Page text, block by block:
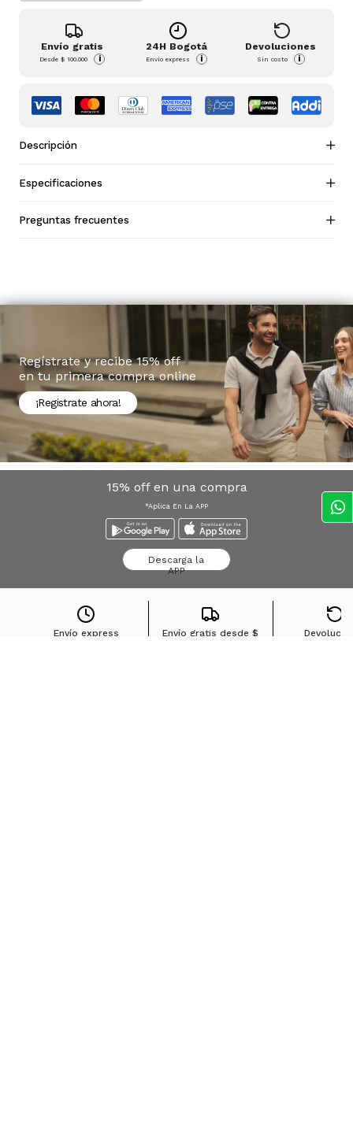
Envío gratis
Desde$ 100.000 i
24H Bogotá
Envío express i
Devoluciones
Sin costo i
Descripción
Especificaciones
Preguntas frecuentes
Regístrate y recibe 15% off
en tu primera compra online
¡Registrate ahora!
15% off en una compra
*Aplica En La APP
Descarga la
APP
Envío express
Envío gratis desde$